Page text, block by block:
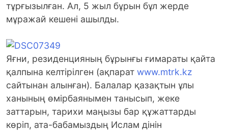
тұрғызылған. Ал, 5 жыл бұрын бұл жерде
мұражай кешені ашылды.
Яғни, резиденцияның бұрынғы ғимараты қайта
қалпына келтірілген (ақпарат www.mtrk.kz
сайтынан алынған). Балалар қазақтын ұлы
ханының өмірбаянымен танысып, жеке
заттарын, тарихи маңызы бар құжаттарды
көріп, ата-бабамыздың Ислам дінін